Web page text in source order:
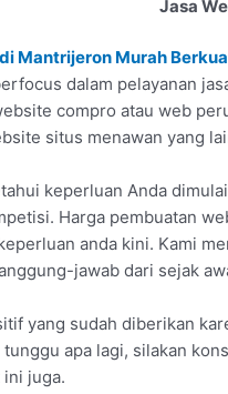
Jasa
Mantrijeron Murah
dalam pelayanan
compro atau web
situs menawan yang
keperluan Anda
Harga pembuatan
anda kini. Kami
jawab dari sejak
yang sudah diberikan
apa lagi, silakan
juga.